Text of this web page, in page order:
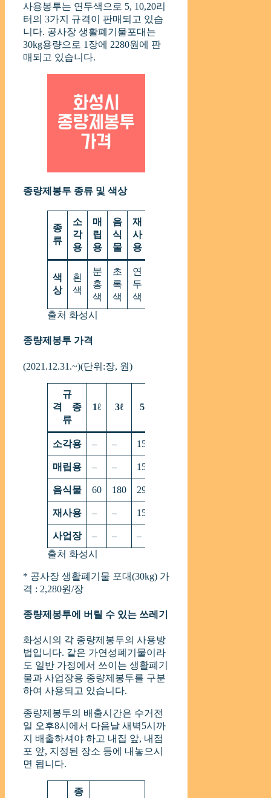
사용봉투는 연두색으로 5, 10,20리
터의 3가지 규격이 판매되고 있습
니다. 공사장 생활폐기물포대는
30kg용량으로 1장에 2280원에 판
매되고 있습니다.
종량제봉투 종류 및 색상
종
류
소
각
용
매
립
용
음
식
물
재
사
용
색
상
흰
색
분
홍
색
초
록
색
연
두
색
출처 화성시
종량제봉투 가격
(2021.12.31.~)(단위:장, 원)
규
격 종
류
1ℓ 3ℓ 5ℓ
소각용 – – 150
매립용 – – 150
음식물 60 180 290
재사용 – – 150
사업장 – – –
출처 화성시
* 공사장 생활폐기물 포대(30kg) 가
격 : 2,280원/장
종량제봉투에 버릴 수 있는 쓰레기
화성시의 각 종량제봉투의 사용방
법입니다. 같은 가연성폐기물이라
도 일반 가정에서 쓰이는 생활폐기
물과 사업장용 종량제봉투를 구분
하여 사용되고 있습니다.
종량제봉투의 배출시간은 수거전
일 오후8시에서 다음날 새벽5시까
지 배출하셔야 하고 내집 앞, 내점
포 앞, 지정된 장소 등에 내놓으시
면 됩니다.
종